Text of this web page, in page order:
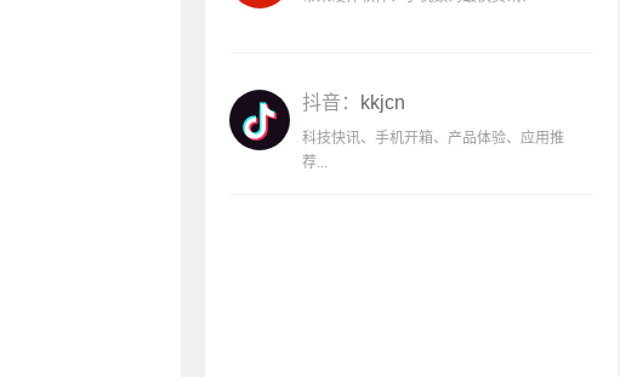
抖音： kkjcn
科技快讯、手机开箱、产品体验、应用推
荐...